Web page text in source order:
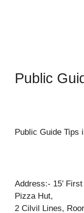
Public
Public Guide Tips
Address:- 15’
Pizza Hut,
2 Cilvil Lines,